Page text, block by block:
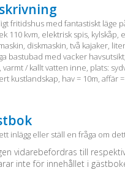
fritidshus med fantastiskt läge
110 kvm, elektrisk spis,
diskmaskin, två kajaker,
bastubad med vacker
varmt / kallt vatten inne, plats:
kustlandskap, hav = 10m, affär
inlägg eller ställ en fråga om
vidarebefordras till
inte för innehållet i